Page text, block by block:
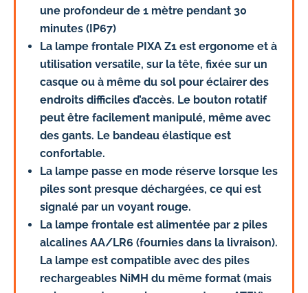
une profondeur de 1 mètre pendant 30
minutes (IP67)
La lampe frontale PIXA Z1 est ergonome et à
utilisation versatile, sur la tête, fixée sur un
casque ou à même du sol pour éclairer des
endroits difficiles d’accès. Le bouton rotatif
peut être facilement manipulé, même avec
des gants. Le bandeau élastique est
confortable.
La lampe passe en mode réserve lorsque les
piles sont presque déchargées, ce qui est
signalé par un voyant rouge.
La lampe frontale est alimentée par 2 piles
alcalines AA/LR6 (fournies dans la livraison).
La lampe est compatible avec des piles
rechargeables NiMH du même format (mais